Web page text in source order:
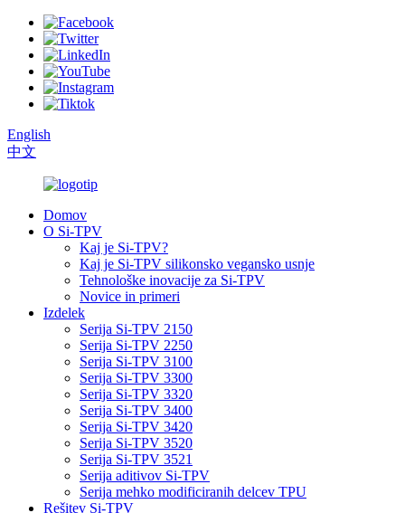
English
中文
Domov
O Si-TPV
Kaj je Si-TPV?
Kaj je Si-TPV silikonsko vegansko usnje
Tehnološke inovacije za Si-TPV
Novice in primeri
Izdelek
Serija Si-TPV 2150
Serija Si-TPV 2250
Serija Si-TPV 3100
Serija Si-TPV 3300
Serija Si-TPV 3320
Serija Si-TPV 3400
Serija Si-TPV 3420
Serija Si-TPV 3520
Serija Si-TPV 3521
Serija aditivov Si-TPV
Serija mehko modificiranih delcev TPU
Rešitev Si-TPV